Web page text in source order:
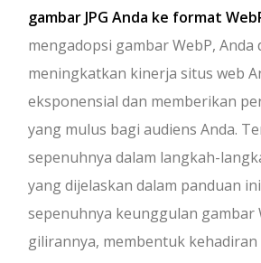
gambar JPG Anda ke format
mengadopsi gambar WebP, Anda
meningkatkan kinerja situs web
eksponensial dan memberikan
yang mulus bagi audiens Anda.
sepenuhnya dalam langkah-
yang dijelaskan dalam panduan
sepenuhnya keunggulan gambar
gilirannya, membentuk